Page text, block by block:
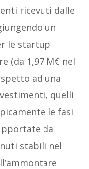
ricevuti dalle
un
le startup
(da 1,97 M€ nel
ad una
quelli
le fasi
da
stabili nel